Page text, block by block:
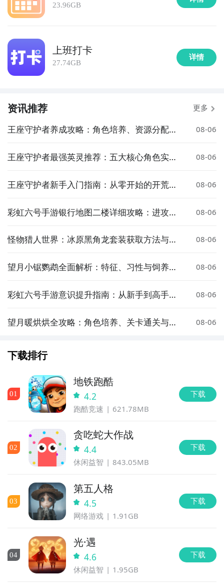
23.96GB
上班打卡
27.74GB
详情
资讯推荐 更多
王座守护者养成攻略：角色培养、资源分配与
08-06
王座守护者最强英灵推荐：五大核心角色实力
08-06
王座守护者新手入门指南：从零开始的开荒全
08-06
彩虹六号手游银行地图二楼详细攻略：进攻与
08-06
怪物猎人世界：冰原黑角龙套装获取方法与详
08-06
望月小锯鹦鹉全面解析：特征、习性与饲养指
08-06
彩虹六号手游意识提升指南：从新手到高手的
08-06
望月暖烘烘全攻略：角色培养、关卡通关与资
08-06
下载排行
01
地铁跑酷
4.2
跑酷竞速 621.78MB
下载
02
贪吃蛇大作战
4.4
休闲益智 843.05MB
下载
03
第五人格
4.5
网络游戏 1.91GB
下载
04
光·遇
4.6
休闲益智 1.95GB
下载